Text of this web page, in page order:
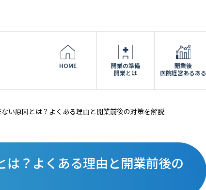
HOME
開業の準備
開業とは
開業後
医院経営あるある
い原因とは？よくある理由と開業前後の対策を解説
？よくある理由と開業前後の